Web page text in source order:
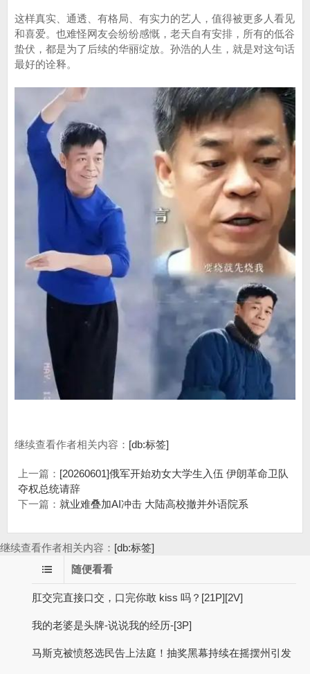
这样真实、通透、有格局、有实力的艺人，值得被更多人看见
和喜爱。也难怪网友会纷纷感慨，老天自有安排，所有的低谷
蛰伏，都是为了后续的华丽绽放。孙浩的人生，就是对这句话
最好的诠释。
继续查看作者相关内容： [db:标签]
上一篇： [20260601]俄军开始劝女大学生入伍 伊朗革命卫队
夺权总统请辞
下一篇： 就业难叠加AI冲击 大陆高校撤并外语院系
继续查看作者相关内容： [db:标签]
随便看看
肛交完直接口交，口完你敢 kiss 吗？[21P][2V]
我的老婆是头牌-说说我的经历-[3P]
马斯克被愤怒选民告上法庭！抽奖黑幕持续在摇摆州引发